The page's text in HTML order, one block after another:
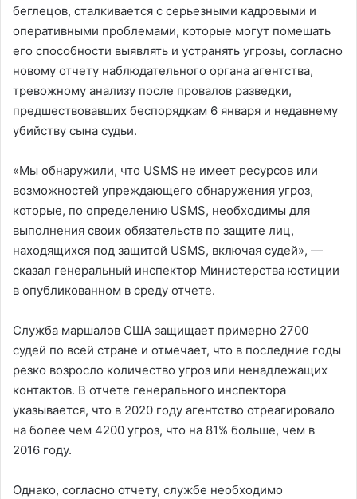
беглецов, сталкивается с серьезными кадровыми и
оперативными проблемами, которые могут помешать
его способности выявлять и устранять угрозы, согласно
новому отчету наблюдательного органа агентства,
тревожному анализу после провалов разведки,
предшествовавших беспорядкам 6 января и недавнему
убийству сына судьи.
«Мы обнаружили, что USMS не имеет ресурсов или
возможностей упреждающего обнаружения угроз,
которые, по определению USMS, необходимы для
выполнения своих обязательств по защите лиц,
находящихся под защитой USMS, включая судей», —
сказал генеральный инспектор Министерства юстиции
в опубликованном в среду отчете.
Служба маршалов США защищает примерно 2700
судей по всей стране и отмечает, что в последние годы
резко возросло количество угроз или ненадлежащих
контактов. В отчете генерального инспектора
указывается, что в 2020 году агентство отреагировало
на более чем 4200 угроз, что на 81% больше, чем в
2016 году.
Однако, согласно отчету, службе необходимо